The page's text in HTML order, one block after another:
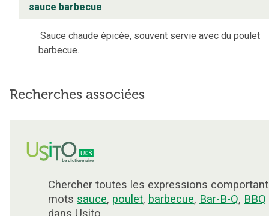
sauce barbecue
Sauce chaude épicée, souvent servie avec du poulet
barbecue.
Recherches associées
Chercher toutes les expressions
mots sauce, poulet, barbecue, Bar-B-Q, BBQ